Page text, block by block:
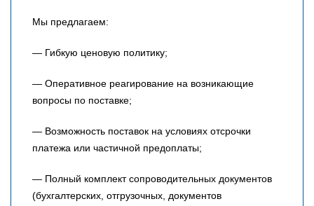
Мы предлагаем:
— Гибкую ценовую политику;
— Оперативное реагирование на возникающие
вопросы по поставке;
— Возможность поставок на условиях отсрочки
платежа или частичной предоплаты;
— Полный комплект сопроводительных документов
(бухгалтерских, отгрузочных, документов